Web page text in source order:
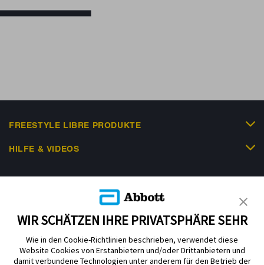
FREESTYLE LIBRE PRODUKTE
HILFE & VIDEOS
WIR SCHÄTZEN IHRE PRIVATSPHÄRE SEHR
Wie in den Cookie-Richtlinien beschrieben, verwendet diese
Website Cookies von Erstanbietern und/oder Drittanbietern und
damit verbundene Technologien unter anderem für den Betrieb der